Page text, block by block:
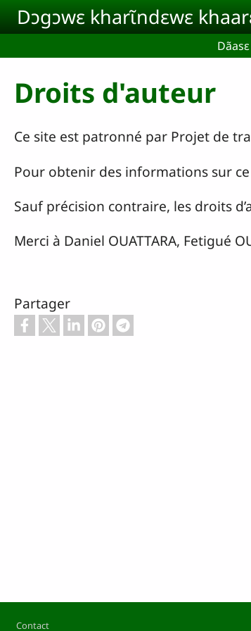
Aller au contenu principal
Dɔgɔwɛ kharɩ̃ndɛwɛ
Dãasɛ
Droits d'auteur
Ce site est patronné par Projet de
Pour obtenir des informations sur
Sauf précision contraire, les droits
Merci à Daniel OUATTARA, Fetigué
Partager
Pied de page
Contact